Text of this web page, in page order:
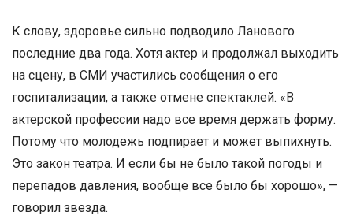
К слову, здоровье сильно подводило Ланового
последние два года. Хотя актер и продолжал выходить
на сцену, в СМИ участились сообщения о его
госпитализации, а также отмене спектаклей. «В
актерской профессии надо все время держать форму.
Потому что молодежь подпирает и может выпихнуть.
Это закон театра. И если бы не было такой погоды и
перепадов давления, вообще все было бы хорошо», —
говорил звезда.